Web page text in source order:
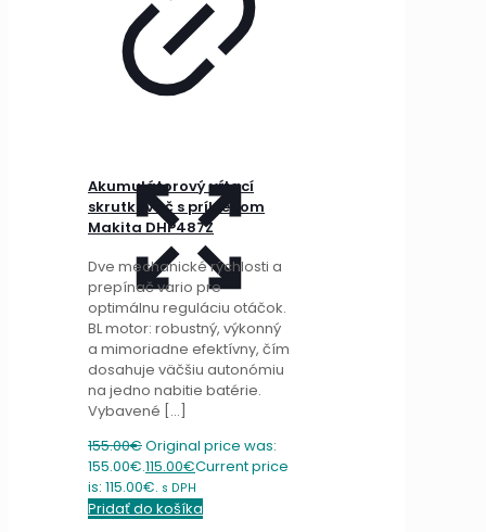
Akumulátorový vŕtací
skrutkovač s príklepom
Makita DHP487Z
Dve mechanické rýchlosti a
prepínač vario pre
optimálnu reguláciu otáčok.
BL motor: robustný, výkonný
a mimoriadne efektívny, čím
dosahuje väčšiu autonómiu
na jedno nabitie batérie.
Vybavené […]
155.00€Original price was:
155.00€.115.00€Current price
is: 115.00€. s DPH
Pridať do košíka